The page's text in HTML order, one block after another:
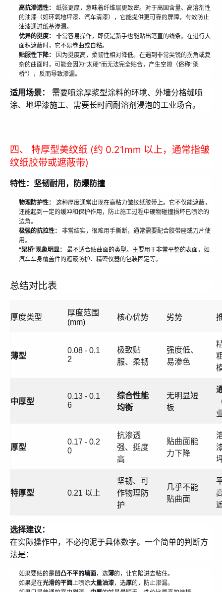
高抗渗透性：
纸张更厚，意味着纤维层更致密。对于高固含量、高溶剂性
的油漆（如环氧地坪漆、汽车清漆），它能提供更可靠的屏障，有效防止
油漆通过纸基渗漏。
优异的挺度：
非常容易操作，即使是新手也能贴出笔直的线条。在进行大
面积遮蔽时，它不易卷曲或自粘。
贴服性下降：
因为挺度高，柔韧性相对降低。在遇到非常尖锐的拐角或复
杂的曲面时，可能会因为“太硬”而无法完全贴合，产生空隙（俗称“架
桥”），反而导致渗漏。
适用场景：
需要喷涂厚浆型涂料的环境、外墙分格缝喷
涂、地坪漆施工、需要长时间耐溶剂浸泡的工业场合。
四、 特厚型美纹纸 (约 0.21mm 以上，通常指皱
纹纸胶带或遮蔽带)
特性：坚韧耐用，防爆防撞
物理防护性：
这种厚度通常出现在高粘力皱纹纸胶带上。它不仅能遮蔽，
还能起到一定的缓冲和保护作用，防止施工过程中硬物碰撞损坏已喷涂的
边角。
极强的抗拉性：
非常结实，很难用手撕断，通常需要配合胶带座或刀片使
用。
“架桥”现象明显：
最不适合贴曲面的类型。主要用于非常平整的表面，如
汽车车身覆盖件的遮蔽防护、精密仪器的包装固定等。
总结对比表
厚度类型
厚度范围
(mm)
核心优势 劣势
薄型
0.08 - 0.1
2
极致贴
服、柔韧
强度低、
易渗色
中厚型
0.13 - 0.1
6
综合性能
均衡
无明显短
板
厚型
0.17 - 0.2
0
抗渗透
强、挺度
高
贴曲面能
力下降
特厚型 0.21 以上
坚韧、可
作物理防
护
几乎不能
贴曲面
选择建议：
在实际操作中，不必拘泥于具体数字。一个简单的判断方
法是：
如果要贴的是凹凸不平的墙面，选薄的，让它陷进去粘住。
如果是在光滑的平面上喷涂大量油漆，选厚的，防止渗漏。